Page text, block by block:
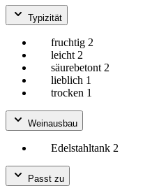
Typizität
fruchtig 2
leicht 2
säurebetont 2
lieblich 1
trocken 1
Weinausbau
Edelstahltank 2
Passt zu